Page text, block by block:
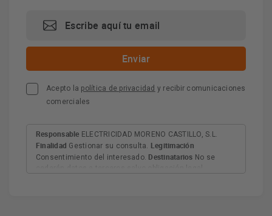
Acepto la política de privacidad y recibir comunicaciones
comerciales
Responsable ELECTRICIDAD MORENO CASTILLO, S.L.
Finalidad Gestionar su consulta. Legitimación
Consentimiento del interesado. Destinatarios No se